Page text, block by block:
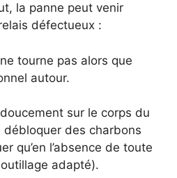
la panne peut venir
défectueux :
tourne pas alors que
autour.
sur le corps du
débloquer des charbons
qu’en l’absence de toute
adapté).